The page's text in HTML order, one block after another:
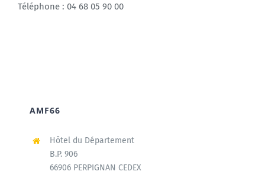
Téléphone : 04 68 05 90 00
AMF66
Hôtel du Département
B.P. 906
66906 PERPIGNAN CEDEX